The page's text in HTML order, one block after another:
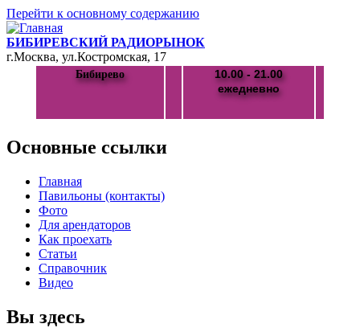
Перейти к основному содержанию
БИБИРЕВСКИЙ РАДИОРЫНОК
г.Москва, ул.Костромская, 17
Бибирево
10.00 - 21.00
ежедневно
Основные ссылки
Главная
Павильоны (контакты)
Фото
Для арендаторов
Как проехать
Статьи
Справочник
Видео
Вы здесь